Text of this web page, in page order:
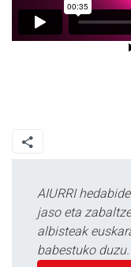
AIURRI
jaso eta
albisteak
babestuko duzu.